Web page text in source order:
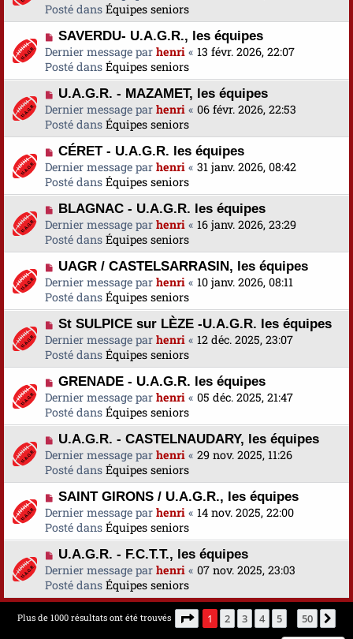
s
a
g
e
u
m
e
s
s
a
g
e
u
v
e
a
u
m
e
s
s
a
g
e
Posté dans Équipes seniors
N
o
u
v
e
a
u
m
e
s
s
a
g
e
SAVERDU- U.A.G.R., les équipes
Dernier message par henri « 13 févr. 2026, 22:07
Posté dans Équipes seniors
N
o
u
v
e
a
u
m
e
s
s
a
g
e
U.A.G.R. - MAZAMET, les équipes
Dernier message par henri « 06 févr. 2026, 22:53
Posté dans Équipes seniors
N
o
u
v
e
a
u
m
e
s
s
a
g
e
CÉRET - U.A.G.R. les équipes
Dernier message par henri « 31 janv. 2026, 08:42
Posté dans Équipes seniors
N
o
u
v
e
a
u
m
e
s
s
a
g
e
BLAGNAC - U.A.G.R. les équipes
Dernier message par henri « 16 janv. 2026, 23:29
Posté dans Équipes seniors
N
o
u
v
e
a
u
m
e
s
s
a
g
e
UAGR / CASTELSARRASIN, les équipes
Dernier message par henri « 10 janv. 2026, 08:11
Posté dans Équipes seniors
N
o
u
v
e
a
u
m
e
s
s
a
g
e
St SULPICE sur LÈZE -U.A.G.R. les équipes
Dernier message par henri « 12 déc. 2025, 23:07
Posté dans Équipes seniors
N
o
u
v
e
a
u
m
e
s
s
a
g
e
GRENADE - U.A.G.R. les équipes
Dernier message par henri « 05 déc. 2025, 21:47
Posté dans Équipes seniors
N
o
u
v
e
a
u
m
e
s
s
a
g
U.A.G.R. - CASTELNAUDARY, les équipes
Dernier message par henri « 29 nov. 2025, 11:26
Posté dans Équipes seniors
N
o
u
v
e
a
u
m
e
SAINT GIRONS / U.A.G.R., les équipes
Dernier message par henri « 14 nov. 2025, 22:00
Posté dans Équipes seniors
N
o
u
v
e
U.A.G.R. - F.C.T.T., les équipes
Dernier message par henri « 07 nov. 2025, 23:03
Posté dans Équipes seniors
Plus de 1000 résultats ont été trouvés Page 1sur50
1 2 3 4 5 50